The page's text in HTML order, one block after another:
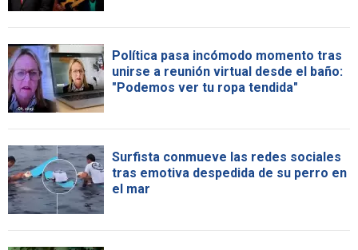
Política pasa incómodo momento tras
unirse a reunión virtual desde el baño:
"Podemos ver tu ropa tendida"
Surfista conmueve las redes sociales
tras emotiva despedida de su perro en
el mar